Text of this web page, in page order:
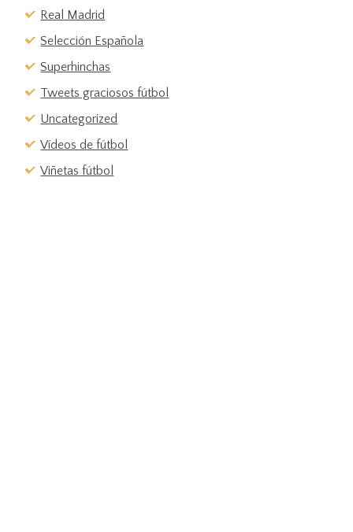
Real Madrid
Selección Española
Superhinchas
Tweets graciosos fútbol
Uncategorized
Vídeos de fútbol
Viñetas fútbol